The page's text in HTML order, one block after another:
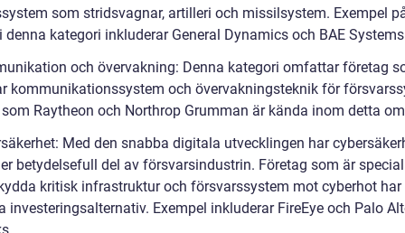
som stridsvagnar, artilleri och missilsystem. Exempel
denna kategori inkluderar General Dynamics och BAE
och övervakning: Denna kategori omfattar företag
kommunikationssystem och övervakningsteknik för
Raytheon och Northrop Grumman är kända inom detta
Med den snabba digitala utvecklingen har
betydelsefull del av försvarsindustrin. Företag som är
kritisk infrastruktur och försvarssystem mot cyberhot
investeringsalternativ. Exempel inkluderar FireEye och Palo